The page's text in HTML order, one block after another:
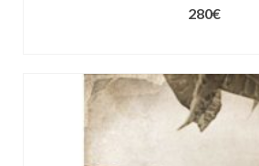
280€
produit
a
plusieurs
variations.